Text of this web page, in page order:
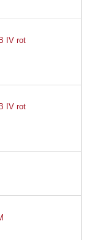
IV rot
IV rot